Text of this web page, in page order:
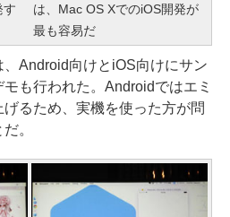
す
は、Mac OS XでのiOS開発が
最も容易だ
Android向けとiOS向けにサン
も行われた。Androidではエミ
るため、実機を使った方が問
。